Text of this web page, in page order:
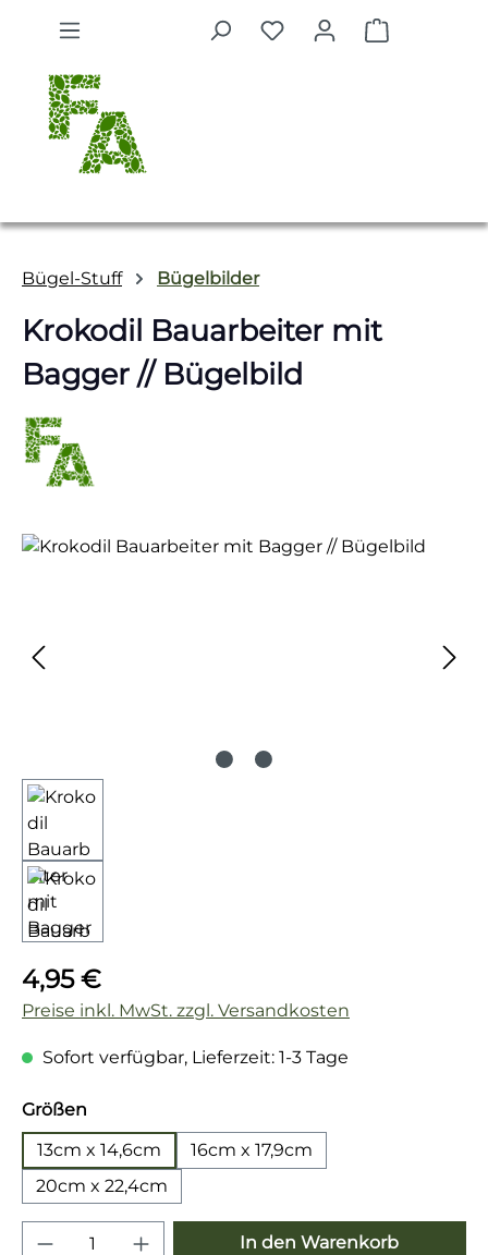
Zum Hauptinhalt springen
Bügel-Stuff Bügelbilder
Krokodil Bauarbeiter mit
Bagger // Bügelbild
Bildergalerie überspringen
Regulärer Preis:
4,95 €
Preise inkl. MwSt. zzgl. Versandkosten
Sofort verfügbar, Lieferzeit: 1-3 Tage
Größen
13cm x 14,6cm
16cm x 17,9cm
20cm x 22,4cm
Produkt Anzahl: Gib den
In den Warenkorb